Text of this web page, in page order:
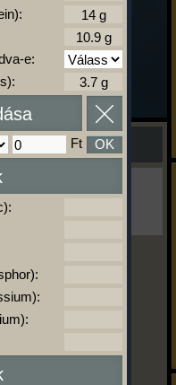
sportolsz többet,
Prémium funkció.
-
e:
Ft OK